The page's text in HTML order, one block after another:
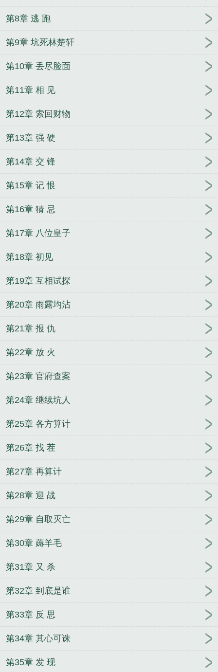
第8章 逃 跑
第9章 坑死林楚轩
第10章 丢尽脸面
第11章 相 见
第12章 索回财物
第13章 强 硬
第14章 交 锋
第15章 记 恨
第16章 猜 忌
第17章 八位皇子
第18章 初见
第19章 互相试探
第20章 雨露均沾
第21章 报 仇
第22章 放 火
第23章 官府查案
第24章 继续坑人
第25章 各方算计
第26章 找 茬
第27章 再算计
第28章 迎 战
第29章 自取灭亡
第30章 薅羊毛
第31章 又 杀
第32章 到底是谁
第33章 反 思
第34章 其心可诛
第35章 发 现